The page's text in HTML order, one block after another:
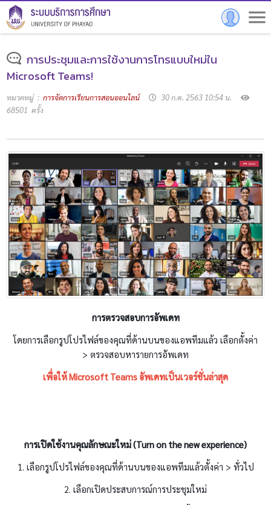
การประชุมและการใช้งานการโทรแบบใหม่ใน
Microsoft Teams!
หมวดหมู่ : การจัดการเรียนการสอนออนไลน์
30 ก.ค. 2563 10:54 น.
68501 ครั้ง
การตรวจสอบการอัพเดท
โดยการเลือกรูปโปรไฟล์ของคุณที่ด้านบนของแอพทีมแล้ว เลือกตั้งค่า
> ตรวจสอบหารายการอัพเดท
เพื่อให้ Microsoft Teams อัพเดทเป็นเวอร์ชั่นล่าสุด
การเปิดใช้งานคุณลักษณะใหม่ (Turn on the new experience)
1. เลือกรูปโปรไฟล์ของคุณที่ด้านบนของแอพทีมแล้วตั้งค่า > ทั่วไป
2. เลือกเปิดประสบการณ์การประชุมใหม่